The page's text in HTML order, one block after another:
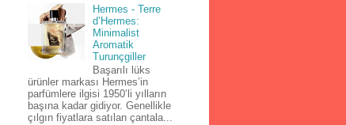
Hermes - Terre
d’Hermes:
Minimalist
Aromatik
Turunçgiller
Başarılı lüks
ürünler markası Hermes’in
parfümlere ilgisi 1950’li yılların
başına kadar gidiyor. Genellikle
çılgın fiyatlara satılan çantala...